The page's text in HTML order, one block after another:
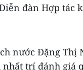
đàn Hợp tác
nước Đặng Thị
trí đánh giá